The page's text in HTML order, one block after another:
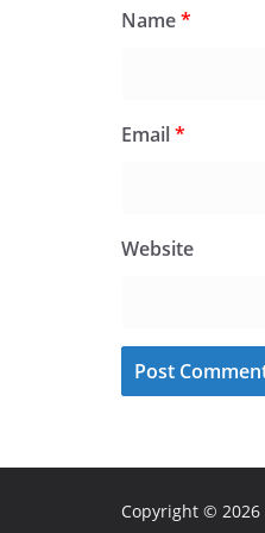
Name*
Email*
Website
Copyright © 2026